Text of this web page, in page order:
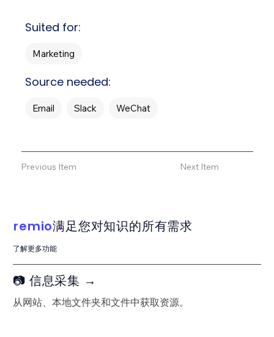
Suited for:
Marketing
Source needed:
Email Slack WeChat
Previous Item Next Item
remio满足您对知识的所有需求
了解更多功能
📷 信息采集 →
从网站、本地文件夹和文件中获取资源。